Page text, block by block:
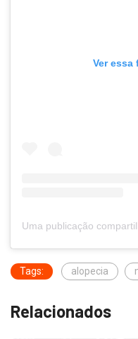
Ver essa
Tags: alopecia
Relacionados